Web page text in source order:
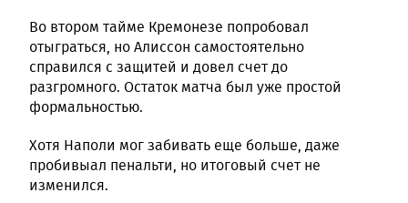
Во втором тайме Кремонезе попробовал
отыграться, но Алиссон самостоятельно
справился с защитей и довел счет до
разгромного. Остаток матча был уже простой
формальностью.
Хотя Наполи мог забивать еще больше, даже
пробивыал пенальти, но итоговый счет не
изменился.